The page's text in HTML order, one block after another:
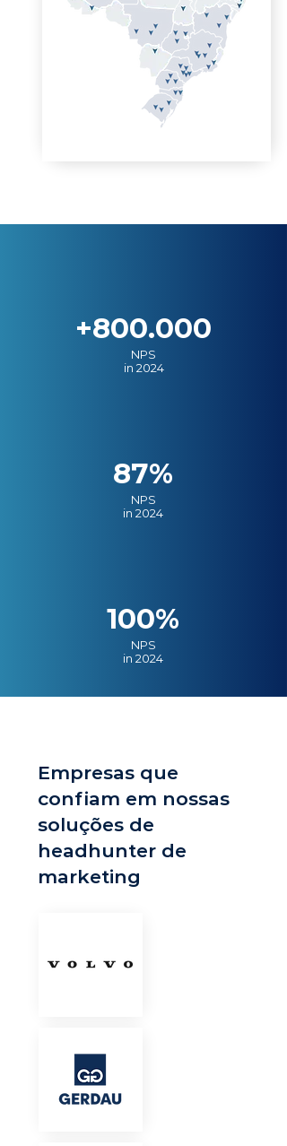
+800.000
NPS
in 2024
87%
NPS
in 2024
100%
NPS
in 2024
Empresas que
confiam em nossas
soluções de
headhunter de
marketing